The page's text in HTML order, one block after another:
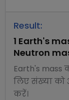
Result:
1 Earth's
Neutron
Earth's mass
लिए संख्या को
करें।